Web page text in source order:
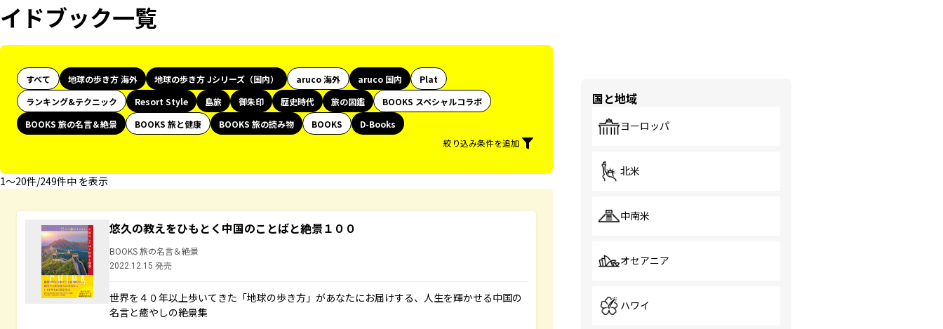
イドブック一覧
すべて 地球の歩き方 海外 地球の歩き方 Jシリーズ（国内） aruco 海外 aruco 国内
Plat
ランキング&テクニック
Resort Style 島旅 御朱印 歴史時代 旅の図鑑
BOOKS スペシャルコラボ
BOOKS 旅の名言＆絶景
BOOKS 旅と健康 BOOKS 旅の読み物 BOOKS
D-Books
絞り込み条件を追加
1〜20件/249件中 を表示
悠久の教えをひもとく中国のことばと絶景１００
BOOKS 旅の名言＆絶景
2022.12.15 発売
世界を４０年以上歩いてきた「地球の歩き方」があなたにお届けする、人生を輝かせる中国の
名言と癒やしの絶景集
国と地域
ヨーロッパ
北米
中南米
オセアニア
ハワイ